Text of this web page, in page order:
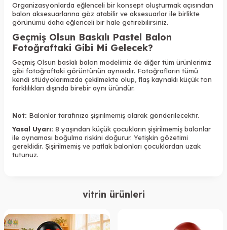
Organizasyonlarda eğlenceli bir konsept oluşturmak açısından
balon aksesuarlarına göz atabilir ve aksesuarlar ile birlikte
görünümü daha eğlenceli bir hale getirebilirsiniz.
Geçmiş Olsun Baskılı Pastel Balon
Fotoğraftaki Gibi Mi Gelecek?
Geçmiş Olsun baskılı balon modelimiz de diğer tüm ürünlerimiz
gibi fotoğraftaki görüntünün aynısıdır. Fotoğrafların tümü
kendi stüdyolarımızda çekilmekte olup, flaş kaynaklı küçük ton
farklılıkları dışında birebir aynı üründür.
Not: Balonlar tarafınıza şişirilmemiş olarak gönderilecektir.
Yasal Uyarı: 8 yaşından küçük çocukların şişirilmemiş balonlar
ile oynaması boğulma riskini doğurur. Yetişkin gözetimi
gereklidir. Şişirilmemiş ve patlak balonları çocuklardan uzak
tutunuz.
vitrin ürünleri